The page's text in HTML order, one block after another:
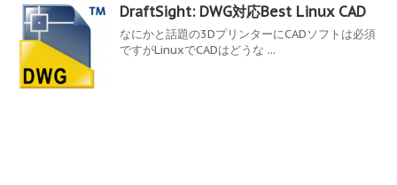
DraftSight: DWG対応Best Linux CAD
なにかと話題の3DプリンターにCADソフトは必須
ですがLinuxでCADはどうな ...